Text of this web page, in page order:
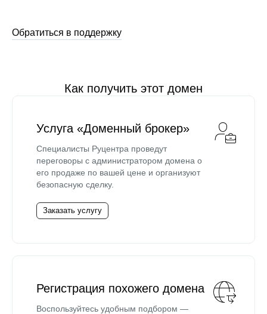
Обратиться в поддержку
Как получить этот домен
Услуга «Доменный брокер»
Специалисты Руцентра проведут
переговоры с администратором домена о
его продаже по вашей цене и организуют
безопасную сделку.
Заказать услугу
Регистрация похожего домена
Воспользуйтесь удобным подбором —